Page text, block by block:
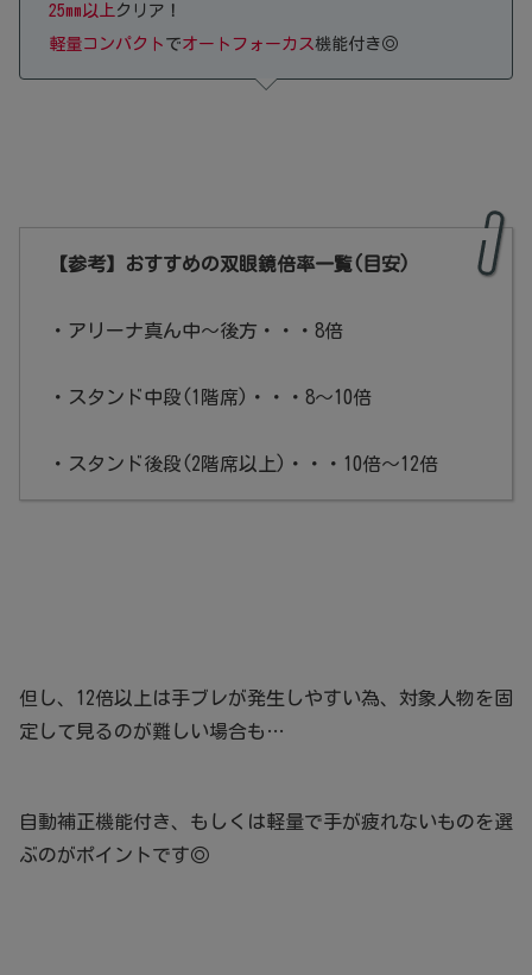
25mm以上 クリア！
軽量コンパクト でオートフォーカス機能付き◎
【参考】おすすめの双眼鏡倍率一覧(目安)
・アリーナ真ん中～後方・・・8倍
・スタンド中段(1階席)・・・8～10倍
・スタンド後段(2階席以上)・・・10倍～12倍
但し、12倍以上は手ブレが発生しやすい為、対象人物を固
定して見るのが難しい場合も…
自動補正機能付き、もしくは軽量で手が疲れないものを選
ぶのがポイントです◎